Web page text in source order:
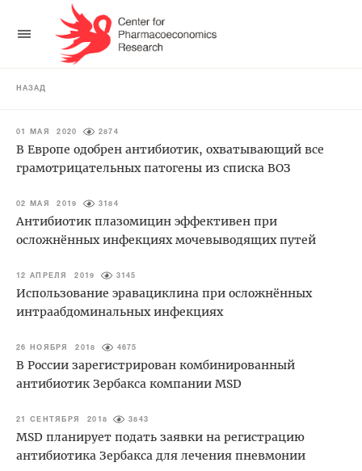
НАЗАД
01 МАЯ 2020 2874
В Европе одобрен антибиотик, охватывающий все
грамотрицательных патогены из списка ВОЗ
02 МАЯ 2019 3184
Антибиотик плазомицин эффективен при
осложнённых инфекциях мочевыводящих путей
12 АПРЕЛЯ 2019 3145
Использование эравациклина при осложнённых
интраабдоминальных инфекциях
26 НОЯБРЯ 2018 4675
В России зарегистрирован комбинированный
антибиотик Зербакса компании MSD
21 СЕНТЯБРЯ 2018 3843
MSD планирует подать заявки на регистрацию
антибиотика Зербакса для лечения пневмонии